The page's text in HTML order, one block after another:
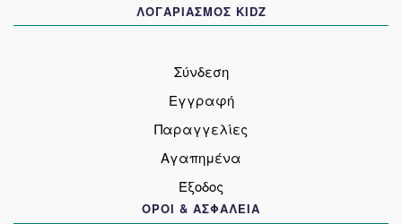
ΛΟΓΑΡΙΑΣΜΟΣ KIDZ
Σύνδεση
Εγγραφή
Παραγγελίες
Αγαπημένα
Έξοδος
ΟΡΟΙ & ΑΣΦΑΛΕΙΑ